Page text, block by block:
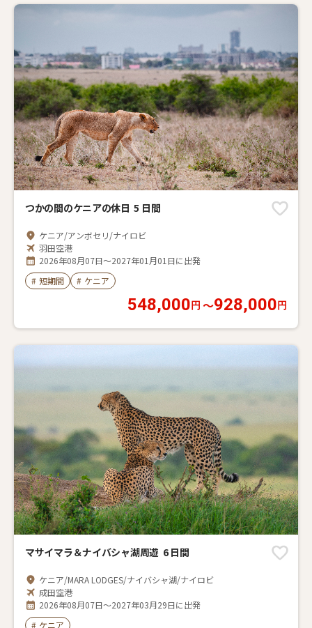
つかの間のケニアの休日 5 日間
ケニア/アンボセリ/ナイロビ
羽田空港
2026年08月07日～2027年01月01日に出発
# 短期間 # ケニア
548,000 円 〜928,000 円
マサイマラ＆ナイバシャ湖周遊 6 日間
ケニア/MARA LODGES/ナイバシャ湖/ナイロビ
成田空港
2026年08月07日～2027年03月29日に出発
# ケニア